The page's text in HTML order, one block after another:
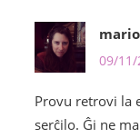
09/11/
Provu retrovi la
serĉilo. Ĝi ne